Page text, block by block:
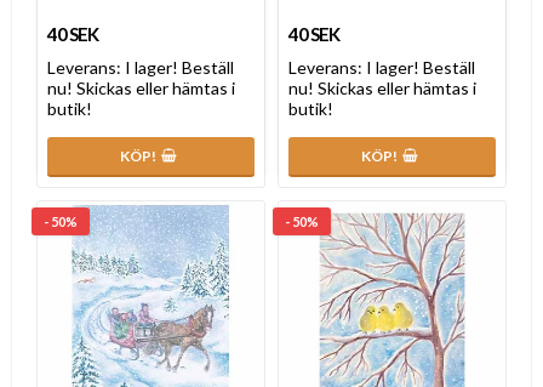
40 SEK
Leverans: I lager! Beställ
nu! Skickas eller hämtas i
butik!
KÖP!
40 SEK
Leverans: I lager! Beställ
nu! Skickas eller hämtas i
butik!
KÖP!
- 50% - 50%